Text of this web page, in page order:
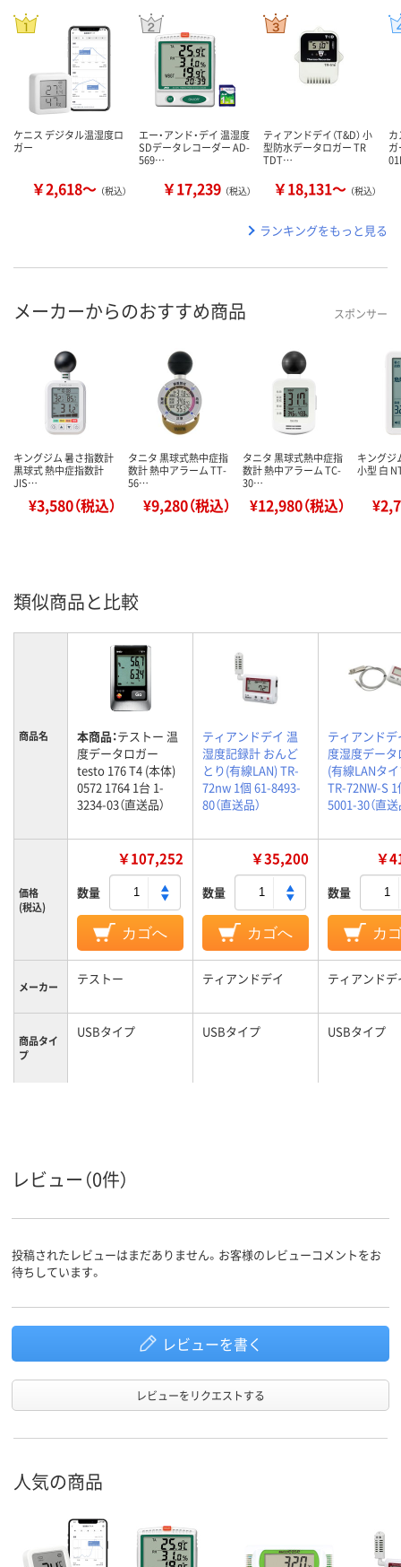
ケニス デジタル温湿度ロ
ガー
￥2,618～ （税込）
エー・アンド・デイ 温湿度
SDデータレコーダー AD-
569…
￥17,239 （税込）
ティアンドデイ（T&D） 小
型防水データロガー TR
TDT…
￥18,131～ （税込）
ガ
ランキングをもっと見る
メーカーからのおすすめ商品 スポンサー
キングジム 暑さ指数計
黒球式 熱中症指数計
JIS…
¥3,580（税込）
タニタ 黒球式熱中症指
数計 熱中アラーム TT-
56…
¥9,280（税込）
タニタ 黒球式熱中症指
数計 熱中アラーム TC-
30…
¥12,980（税込）
キングジ
小型 白
類似商品と比較
商品名 本商品：テストー 温
度データロガー
testo 176 T4 (本体)
0572 1764 1台 1-
3234-03（直送品）
ティアンドデイ 温
湿度記録計 おんど
とり(有線LAN) TR-
72nw 1個 61-8493-
80（直送品）
ティアンドデ
度湿度デー
(有線LANタ
TR-72NW-S
5001-30（直送
価格
(税込)
￥107,252
数量
カゴへ
￥35,200
数量
カゴへ
￥
数量
カ
メーカー テストー ティアンドデイ ティアンドデ
商品タイ
プ
USBタイプ USBタイプ USBタイプ
レビュー（0件）
投稿されたレビューはまだありません。お客様のレビューコメントをお
待ちしています。
レビューを書く
レビューをリクエストする
人気の商品